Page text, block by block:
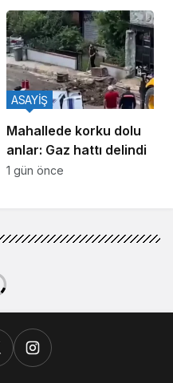
kentsel dönüşüm
hamlesi
Mahallede korku dolu
anlar: Gaz hattı delindi
ASAYİŞ
1 gün önce